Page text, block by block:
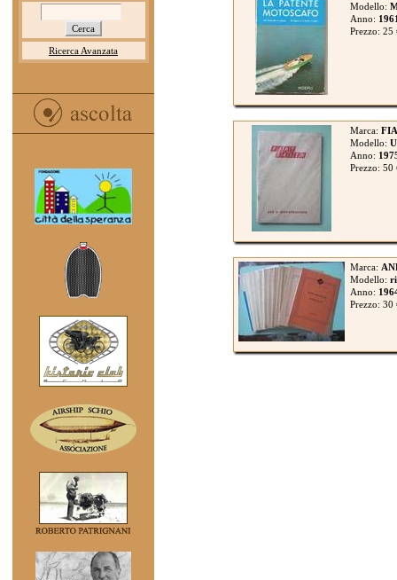
Ricerca Avanzata
Modello:
Anno:
Prezzo: 25
Marca:
Modello:
Anno:
Prezzo: 50
Marca:
Modello:
Anno:
Prezzo: 30